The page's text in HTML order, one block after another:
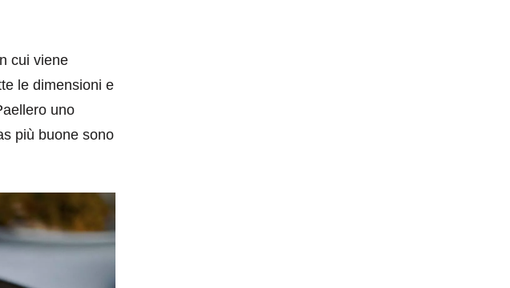
cui viene
le dimensioni e
uno
più buone sono